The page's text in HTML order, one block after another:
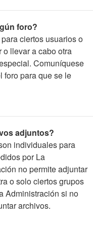
foro?
ciertos usuarios o
o llevar a cabo otra
Comuníquese
foro para que se le
adjuntos?
individuales para
por La
no permite adjuntar
o solo ciertos grupos
Administración si no
archivos.